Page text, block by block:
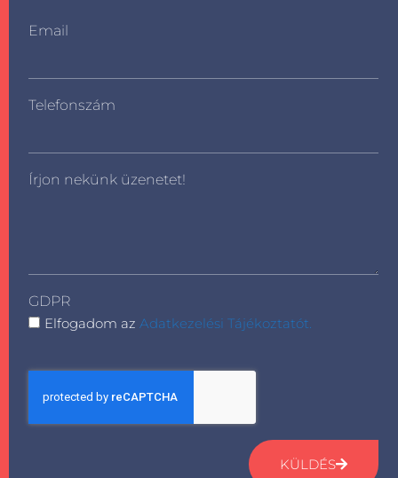
Email
Telefonszám
Írjon nekünk üzenetet!
GDPR
Elfogadom azAdatkezelési Tájékoztatót.
KÜLDÉS